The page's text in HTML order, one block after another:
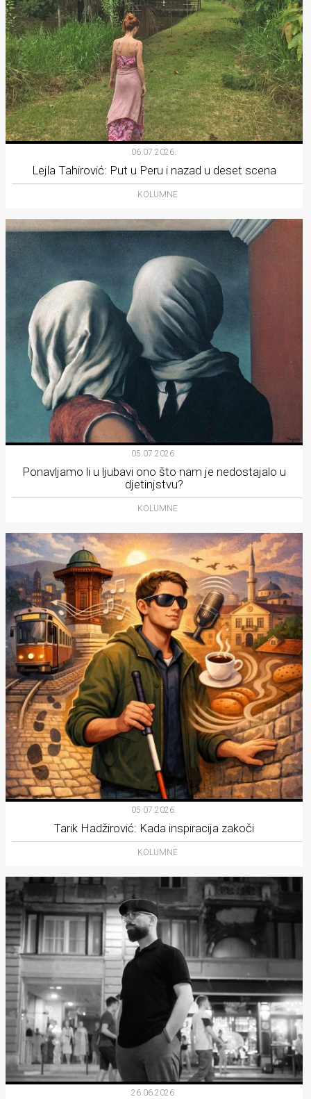
06.07.2026.
Lejla Tahirović: Put u Peru i nazad u deset scena
KOLUMNE
05.07.2026.
Ponavljamo li u ljubavi ono što nam je nedostajalo u
djetinjstvu?
KOLUMNE
05.07.2026.
Tarik Hadžirović: Kada inspiracija zakoči
KOLUMNE
26.06.2026.